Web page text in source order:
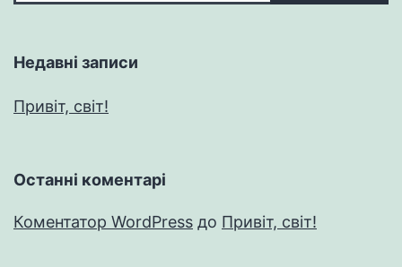
Недавні записи
Привіт, світ!
Останні коментарі
Коментатор WordPress до Привіт, світ!